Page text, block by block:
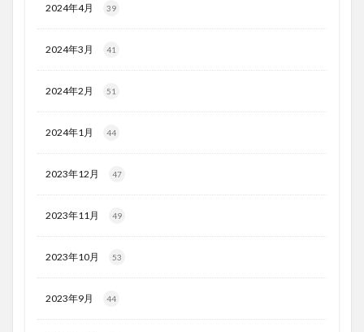
2024年4月 39
2024年3月 41
2024年2月 51
2024年1月 44
2023年12月 47
2023年11月 49
2023年10月 53
2023年9月 44